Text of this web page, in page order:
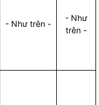
- Như trên -
- Như
trên -